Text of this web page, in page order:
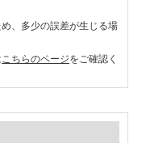
、多少の誤差が生じる場
こちらのページをご確認く